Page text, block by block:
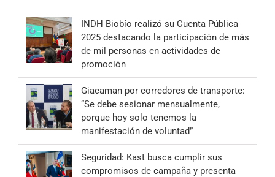
INDH Biobío realizó su Cuenta Pública
2025 destacando la participación de más
de mil personas en actividades de
promoción
Giacaman por corredores de transporte:
“Se debe sesionar mensualmente,
porque hoy solo tenemos la
manifestación de voluntad”
Seguridad: Kast busca cumplir sus
compromisos de campaña y presenta